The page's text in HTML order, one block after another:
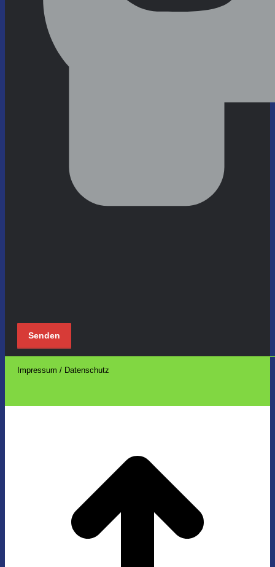
Impressum / Datenschutz